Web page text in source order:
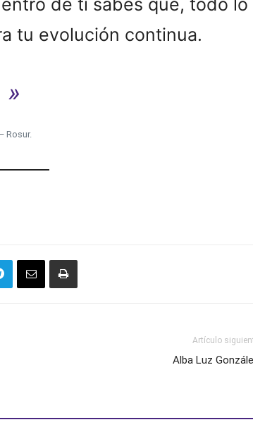
de ti sabes que, todo lo
tu evolución continua.
»
Rosur.
Artículo
Alba Luz